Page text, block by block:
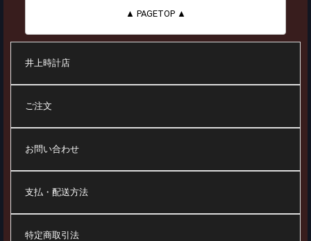
▲ PAGETOP ▲
井上時計店
ご注文
お問い合わせ
支払・配送方法
特定商取引法